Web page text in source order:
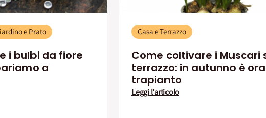
e Prato
i bulbi da fiore
a
Casa e Terrazzo
Come coltivare i Muscari
terrazzo: in autunno è
trapianto
Leggi l'articolo